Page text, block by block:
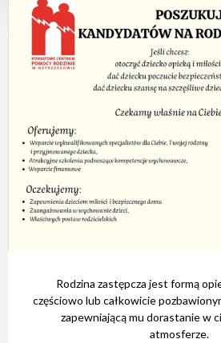
Rodzina zastępcza jest formą
częściowo lub całkowicie
zapewniającą mu dorastanie w
atmosferze.